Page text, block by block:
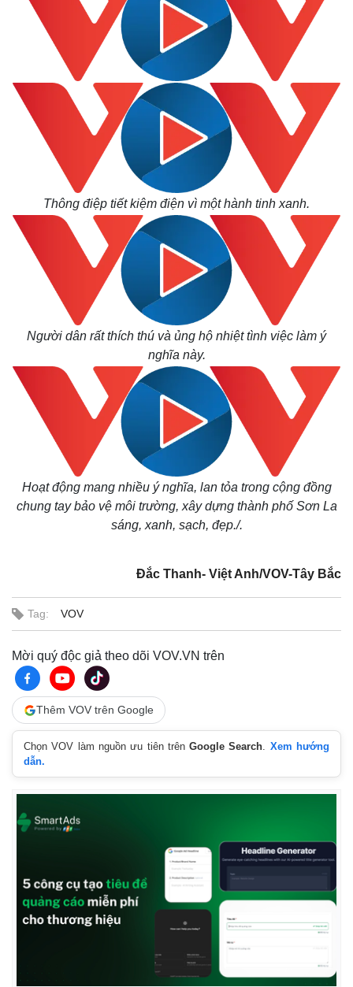
Khởi nghiệp
Thị trường
Chứng khoán
Thông điệp tiết kiệm điện vì một hành tinh xanh.
Người dân rất thích thú và ủng hộ nhiệt tình việc làm ý
nghĩa này.
Hoạt động mang nhiều ý nghĩa, lan tỏa trong cộng đồng
chung tay bảo vệ môi trường, xây dựng thành phố Sơn La
sáng, xanh, sạch, đẹp./.
Đắc Thanh- Việt Anh/VOV-Tây Bắc
Tag: VOV
Mời quý độc giả theo dõi VOV.VN trên
Thêm VOV trên Google
Chọn VOV làm nguồn ưu tiên trênGoogle Search. Xem hướng
dẫn.